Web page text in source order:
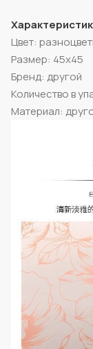
Цвет:
Размер: 45x45
Бренд: другой
Количество в
Материал: